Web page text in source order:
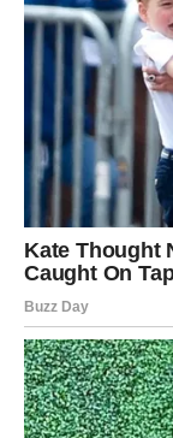
Poruka srca
Ne žurite s
Osoba za koju
bi pokazati da
Poruka srca
Budite otvoreni